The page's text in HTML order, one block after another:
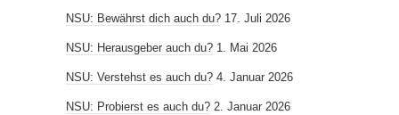
NSU: Bewährst dich auch du? 17. Juli 2026
NSU: Herausgeber auch du? 1. Mai 2026
NSU: Verstehst es auch du? 4. Januar 2026
NSU: Probierst es auch du? 2. Januar 2026